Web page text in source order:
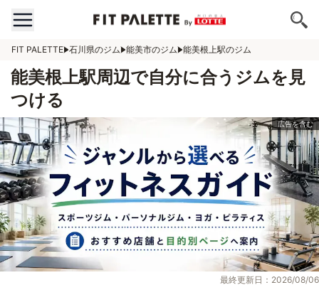
FIT PALETTE 石川県のジム 能美市のジム 能美根上駅のジム
能美根上駅周辺で自分に合うジムを見
つける
最終更新日：2026/08/06